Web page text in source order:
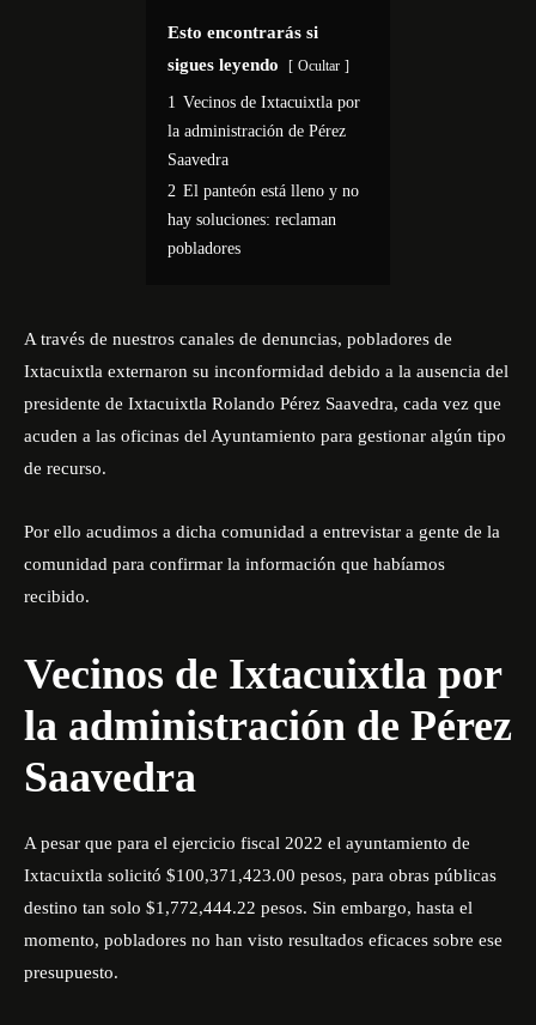
Esto encontrarás si
sigues leyendo
Ocultar
1 Vecinos de Ixtacuixtla por
la administración de Pérez
Saavedra
2 El panteón está lleno y no
hay soluciones: reclaman
pobladores
A través de nuestros canales de denuncias, pobladores de
Ixtacuixtla externaron su inconformidad debido a la ausencia del
presidente de Ixtacuixtla Rolando Pérez Saavedra, cada vez que
acuden a las oficinas del Ayuntamiento para gestionar algún tipo
de recurso.
Por ello acudimos a dicha comunidad a entrevistar a gente de la
comunidad para confirmar la información que habíamos
recibido.
Vecinos de Ixtacuixtla por
la administración de Pérez
Saavedra
A pesar que para el ejercicio fiscal 2022 el ayuntamiento de
Ixtacuixtla solicitó $100,371,423.00 pesos, para obras públicas
destino tan solo $1,772,444.22 pesos. Sin embargo, hasta el
momento, pobladores no han visto resultados eficaces sobre ese
presupuesto.